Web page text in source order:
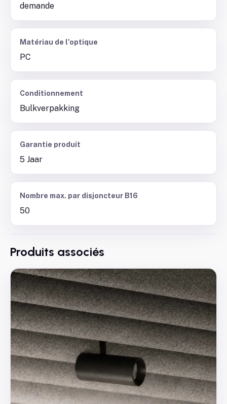
demande
Matériau de l'optique
PC
Conditionnement
Bulkverpakking
Garantie produit
5 Jaar
Nombre max. par disjoncteur B16
50
Produits associés